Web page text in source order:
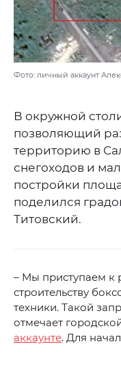
Фото: личный аккаунт
В окружной
позволяющий
территорию в
снегоходов и
постройки
поделился
Титовский.
– Мы приступаем к
строительству
техники. Такой
отмечает
аккаунте. Для